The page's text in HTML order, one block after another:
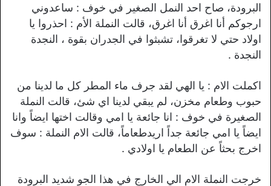
البرودة، صاح احد النمل الصغير في خوف : ساعدوني
ارجوكم أنا اغرق أنا اغرق، قالت النملة الأم : احذروا يا
اولاد حتي لا تغرقوا، تشبثوا في الجدران بقوة ، النجدة
النجدة .
اكملت الام : يا الهي لقد جرف ماء المطر كل ما لدينا من
حبوب وطعام مخزن، لم يبقي لدينا اي شئ، قالت النملة
الصغيرة في خوف : انا جائعة يا امي وقالت اختها ايضاً وانا
ايضاً يا امي جائعة جداً اريدطعاماً، قالت الام النملة : سوف
اخرج بحثاً عن الطعام يا اولادي .
خرجت النملة الام الي الخارج في هذا الجو شديد البرودة